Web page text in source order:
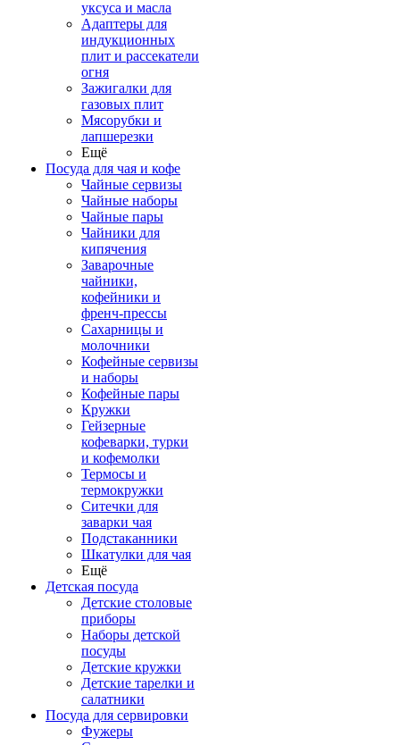
уксуса и масла
Адаптеры для
индукционных
плит и рассекатели
огня
Зажигалки для
газовых плит
Мясорубки и
лапшерезки
Ещё
Посуда для чая и кофе
Чайные сервизы
Чайные наборы
Чайные пары
Чайники для
кипячения
Заварочные
чайники,
кофейники и
френч-прессы
Сахарницы и
молочники
Кофейные сервизы
и наборы
Кофейные пары
Кружки
Гейзерные
кофеварки, турки
и кофемолки
Термосы и
термокружки
Ситечки для
заварки чая
Подстаканники
Шкатулки для чая
Ещё
Детская посуда
Детские столовые
приборы
Наборы детской
посуды
Детские кружки
Детские тарелки и
салатники
Посуда для сервировки
Фужеры